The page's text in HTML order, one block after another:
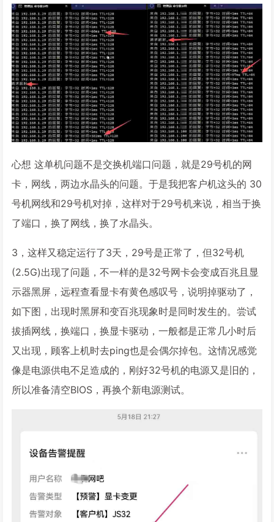
心想 这单机问题不是交换机端口问题，就是29号机的网
卡，网线，两边水晶头的问题。于是我把客户机这头的 30
号机网线和29号机对掉，这样对于29号机来说，相当于换
了端口，换了网线，换了水晶头。
3，这样又稳定运行了3天，29号是正常了，但32号机
(2.5G)出现了问题，不一样的是32号网卡会变成百兆且显
示器黑屏，远程查看显卡有黄色感叹号，说明掉驱动了，
如下图，出现时黑屏和变百兆现象时是同时发生的。尝试
拔插网线，换端口，换显卡驱动，一般都是正常几小时后
又出现，顾客上机时去ping也是会偶尔掉包。这情况感觉
像是电源供电不足造成的，刚好32号机的电源又是旧的，
所以准备清空BIOS，再换个新电源测试。